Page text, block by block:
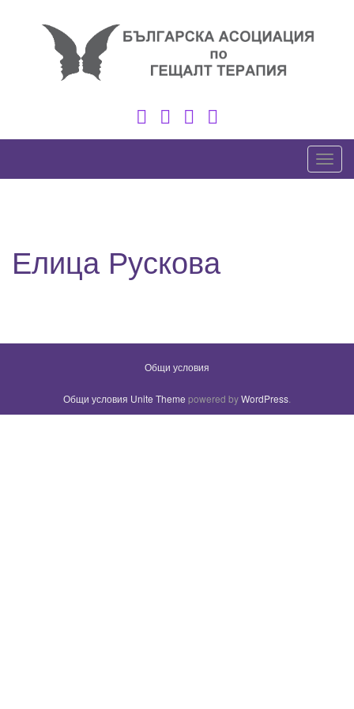
Елица Рускова
Общи условия
Общи условия Unite Theme powered byWordPress.